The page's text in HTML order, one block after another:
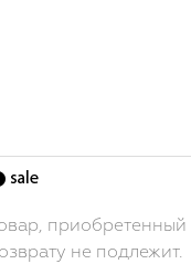
приобретенный
не подлежит.